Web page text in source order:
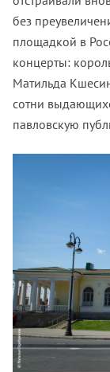
без
площадкой в
концерты:
Матильда
сотни
павловскую